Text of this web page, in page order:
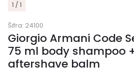
1 / 1
Šifra: 24100
Giorgio Armani Code
75 ml body shampoo
aftershave balm